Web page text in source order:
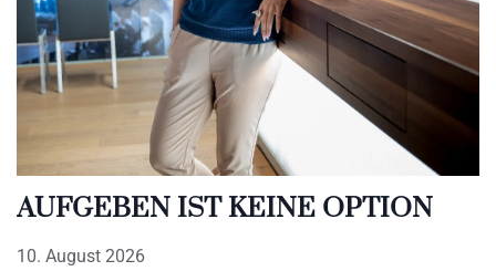
AUFGEBEN IST KEINE OPTION
10. August 2026